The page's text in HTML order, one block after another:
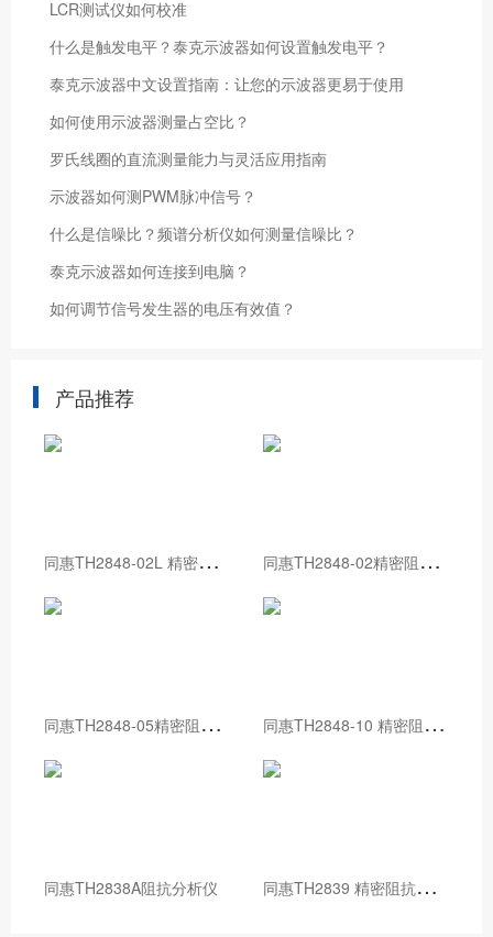
LCR测试仪如何校准
什么是触发电平？泰克示波器如何设置触发电平？
泰克示波器中文设置指南：让您的示波器更易于使用
如何使用示波器测量占空比？
罗氏线圈的直流测量能力与灵活应用指南
示波器如何测PWM脉冲信号？
什么是信噪比？频谱分析仪如何测量信噪比？
泰克示波器如何连接到电脑？
如何调节信号发生器的电压有效值？
产品推荐
同
惠TH2848-02L 精密阻抗分析仪 同
惠TH2848-02精密阻抗分析仪
同
惠TH2848-05精密阻抗分析仪 同
惠TH2848-10 精密阻抗分析仪
同惠TH2838A阻抗分析仪 同
惠TH2839 精密阻抗分析仪